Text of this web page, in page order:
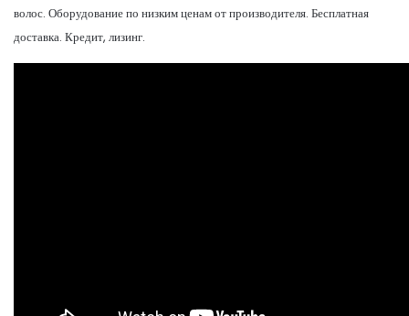
волос. Оборудование по низким ценам от производителя. Бесплатная
доставка. Кредит, лизинг.